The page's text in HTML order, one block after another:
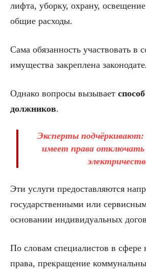
лифта, уборку, охрану,
общие расходы.
Сама обязанность участвовать в
имущества закреплена
Однако вопросы вызывает
должников.
Эксперты подчёркивают:
имеет права отключать
Эти услуги предоставляются
государственными или
основании индивидуальных
По словам специалистов в
права, прекращение